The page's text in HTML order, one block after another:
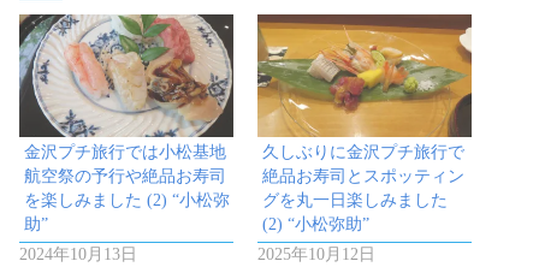
金沢プチ旅行では小松基地
航空祭の予行や絶品お寿司
を楽しみました (2) “小松弥
助”
2024年10月13日
久しぶりに金沢プチ旅行で
絶品お寿司とスポッティン
グを丸一日楽しみました
(2) “小松弥助”
2025年10月12日